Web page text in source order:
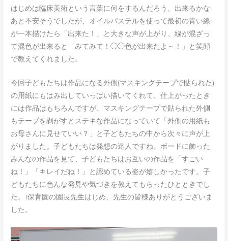
はじめは臨床美術という言葉に何をするんだろう、出来るかな
あと不安そうでしたが、オイルパステルを使って最初の青い線
が一本描けたら「出来た！」と大きな声が上がり、線が混ざっ
て混色が出来ると「みてみて！◯◯色が出来たよ～！」と笑顔
で教えてくれました。
今回子どもたちは作品になる外側(マスキングテープで貼られた)
の用紙にもはみ出していっぱい描いてくれて、仕上がったとき
には作品はもちろんですが、マスキングテープで貼られた外側
もテープを剥がすとステキな作品になっていて「外側の用紙も
お母さんに見せていい？」と子どもたちの中から次々に声が上
がりました。子どもたちは発想の達人ですね。ボードに飾った
みんなの作品を見て、子どもたちはお互いの作品を「すごい
ね！」「キレイだね！」と認めている姿が嬉しかったです。子
どもたちに色んな発見や気づきを教えてもらったひとときでし
た。I保育園の園長先生はじめ、先生の皆様ありがとうございま
した。